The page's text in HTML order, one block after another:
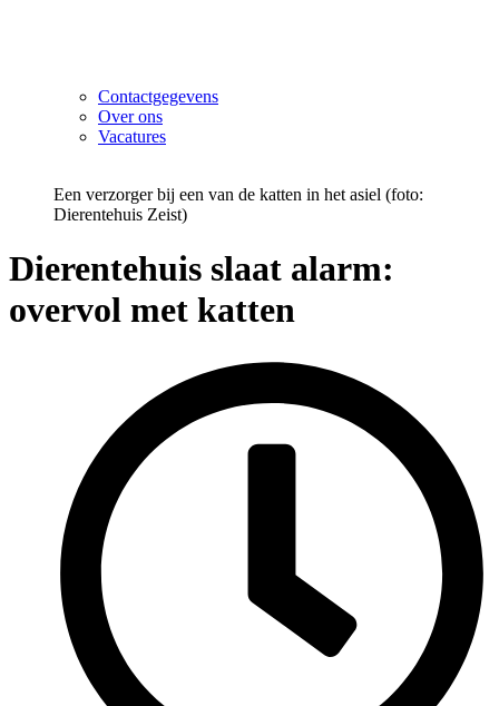
Contactgegevens
Over ons
Vacatures
Een verzorger bij een van de katten in het asiel (foto:
Dierentehuis Zeist)
Dierentehuis slaat alarm:
overvol met katten